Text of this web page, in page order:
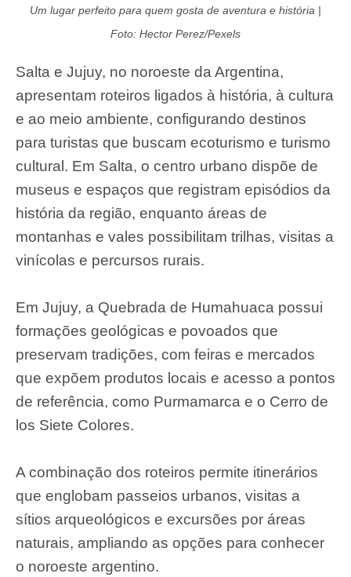
Um lugar perfeito para quem gosta de aventura e história |
Foto: Hector Perez/Pexels
Salta e Jujuy, no noroeste da Argentina,
apresentam roteiros ligados à história, à cultura
e ao meio ambiente, configurando destinos
para turistas que buscam ecoturismo e turismo
cultural. Em Salta, o centro urbano dispõe de
museus e espaços que registram episódios da
história da região, enquanto áreas de
montanhas e vales possibilitam trilhas, visitas a
vinícolas e percursos rurais.
Em Jujuy, a Quebrada de Humahuaca possui
formações geológicas e povoados que
preservam tradições, com feiras e mercados
que expõem produtos locais e acesso a pontos
de referência, como Purmamarca e o Cerro de
los Siete Colores.
A combinação dos roteiros permite itinerários
que englobam passeios urbanos, visitas a
sítios arqueológicos e excursões por áreas
naturais, ampliando as opções para conhecer
o noroeste argentino.